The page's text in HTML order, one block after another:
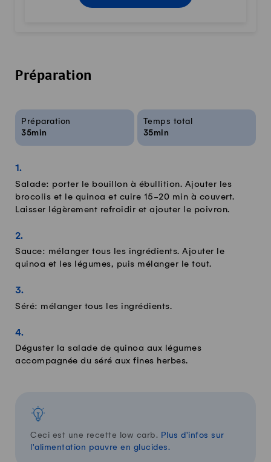
Préparation
Infos sur la recette
Préparation
35min
Temps total
35min
Salade: porter le bouillon à ébullition. Ajouter les
brocolis et le quinoa et cuire 15-20 min à couvert.
Laisser légèrement refroidir et ajouter le poivron.
Sauce: mélanger tous les ingrédients. Ajouter le
quinoa et les légumes, puis mélanger le tout.
Séré: mélanger tous les ingrédients.
Déguster la salade de quinoa aux légumes
accompagnée du séré aux fines herbes.
Ceci est une recette low carb. Plus d'infos sur
l'alimentation pauvre en glucides.